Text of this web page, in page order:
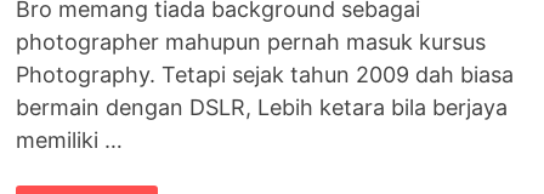
Bro memang tiada background sebagai
photographer mahupun pernah masuk kursus
Photography. Tetapi sejak tahun 2009 dah biasa
bermain dengan DSLR, Lebih ketara bila berjaya
memiliki …